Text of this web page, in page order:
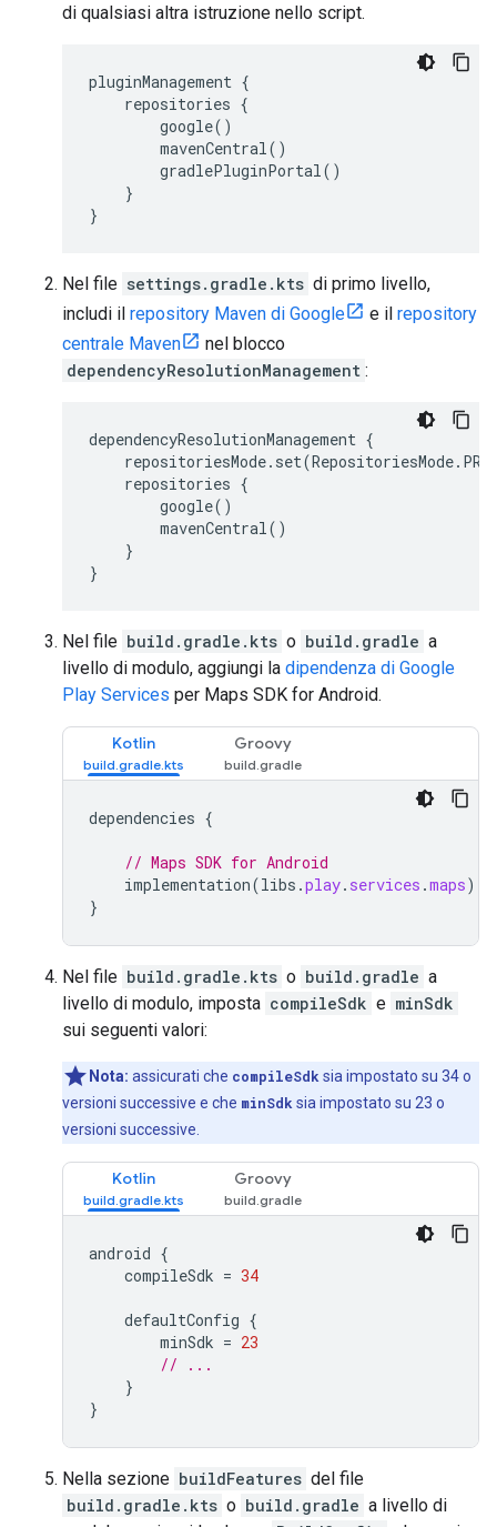
di qualsiasi altra istruzione nello script.
pluginManagement {
repositories {
google()
mavenCentral()
gradlePluginPortal()
}
}
Nel file settings.gradle.kts di primo livello,
includi il repository Maven di Google e il repository
centrale Maven
nel blocco
dependencyResolutionManagement :
dependencyResolutionManagement {
repositories {
google()
mavenCentral()
}
}
Nel file build.gradle.kts o build.gradle a
livello di modulo, aggiungi la dipendenza di Google
Play Services per Maps SDK for Android.
Kotlin Groovy
dependencies {
// Maps SDK for Android
implementation(libs .play. services .maps)
}
Nel file build.gradle.kts o build.gradle a
livello di modulo, imposta compileSdk e minSdk
sui seguenti valori:
Nota: assicurati che compileSdk sia impostato su 34 o
versioni successive e che minSdk sia impostato su 23 o
versioni successive.
Kotlin Groovy
android {
compileSdk = 34
defaultConfig {
minSdk = 23
// ...
}
}
Nella sezione buildFeatures del file
build.gradle.kts o build.gradle a livello di